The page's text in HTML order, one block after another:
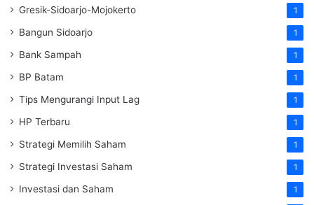
Gresik-Sidoarjo-Mojokerto 1
Bangun Sidoarjo 1
Bank Sampah 1
BP Batam 1
Tips Mengurangi Input Lag 1
HP Terbaru 1
Strategi Memilih Saham 1
Strategi Investasi Saham 1
Investasi dan Saham 1